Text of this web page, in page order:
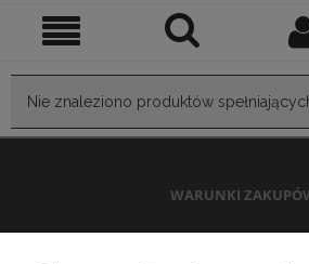
Nie znaleziono produktów
WARUNKI